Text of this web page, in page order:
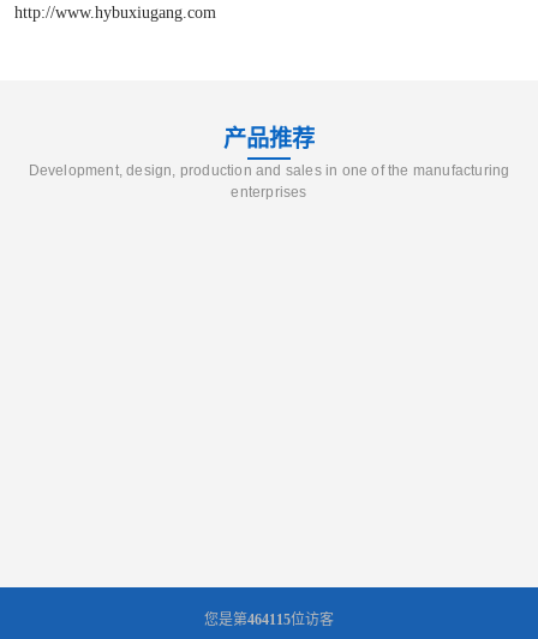
http://www.hybuxiugang.com
产品推荐
Development, design, production and sales in one of the manufacturing
enterprises
您是第464115位访客